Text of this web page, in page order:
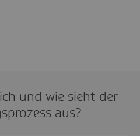
und wie sieht der
aus?